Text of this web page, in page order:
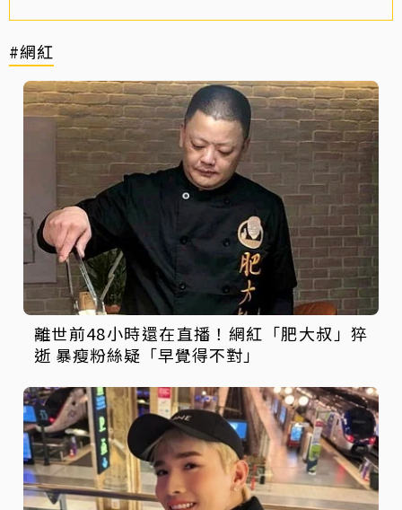
#網紅
離世前48小時還在直播！網紅「肥大叔」猝
逝 暴瘦粉絲疑「早覺得不對」